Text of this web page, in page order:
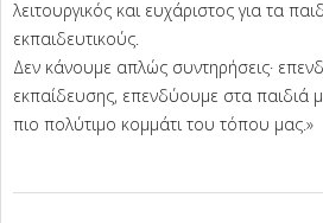
λειτουργικός και ευχάριστος για τα
εκπαιδευτικούς.
Δεν κάνουμε απλώς συντηρήσεις·
εκπαίδευσης, επενδύουμε στα παιδιά
πιο πολύτιμο κομμάτι του τόπου μας.»